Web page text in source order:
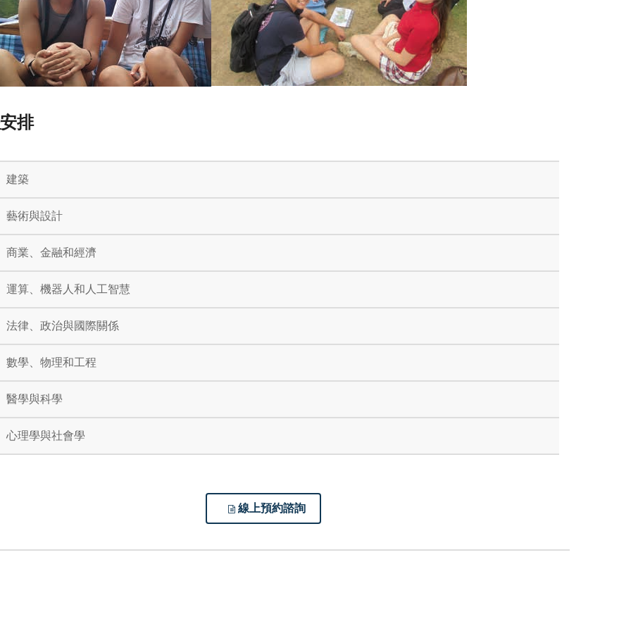
排
建築
藝術與設計
商業、金融和經濟
運算、機器人和人工智慧
法律、政治與國際關係
數學、物理和工程
醫學與科學
心理學與社會學
線上預約諮詢